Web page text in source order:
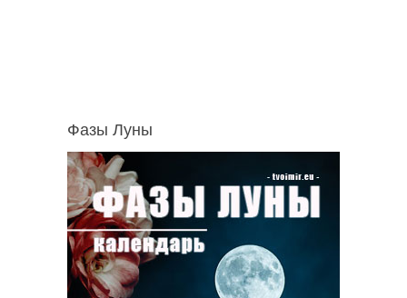
Фазы Луны